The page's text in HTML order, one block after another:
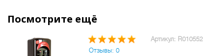
внешний вид.
Посмотрите ещё
Артикул: R010552
Отзывы: 0